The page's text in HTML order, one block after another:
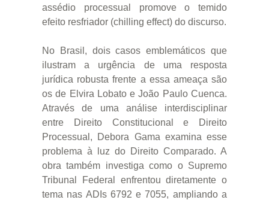
assédio processual promove o temido
efeito resfriador (chilling effect) do discurso.
No Brasil, dois casos emblemáticos que
ilustram a urgência de uma resposta
jurídica robusta frente a essa ameaça são
os de Elvira Lobato e João Paulo Cuenca.
Através de uma análise interdisciplinar
entre Direito Constitucional e Direito
Processual, Debora Gama examina esse
problema à luz do Direito Comparado. A
obra também investiga como o Supremo
Tribunal Federal enfrentou diretamente o
tema nas ADIs 6792 e 7055, ampliando a